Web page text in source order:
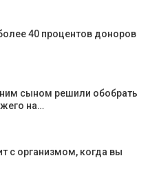
40 процентов доноров
сыном решили обобрать
на…
с организмом, когда вы